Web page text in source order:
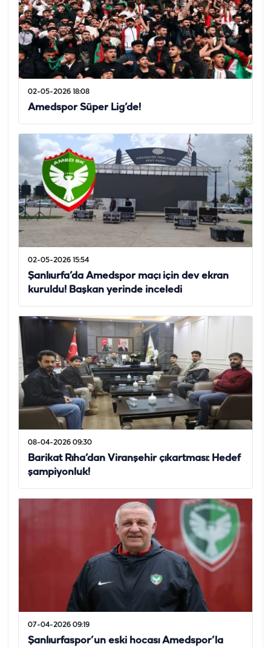
02-05-2026 18:08
Amedspor Süper Lig’de!
02-05-2026 15:54
Şanlıurfa’da Amedspor maçı için dev ekran
kuruldu! Başkan yerinde inceledi
08-04-2026 09:30
Barikat Rıha’dan Viranşehir çıkartması: Hedef
şampiyonluk!
07-04-2026 09:19
Şanlıurfaspor’un eski hocası Amedspor’la